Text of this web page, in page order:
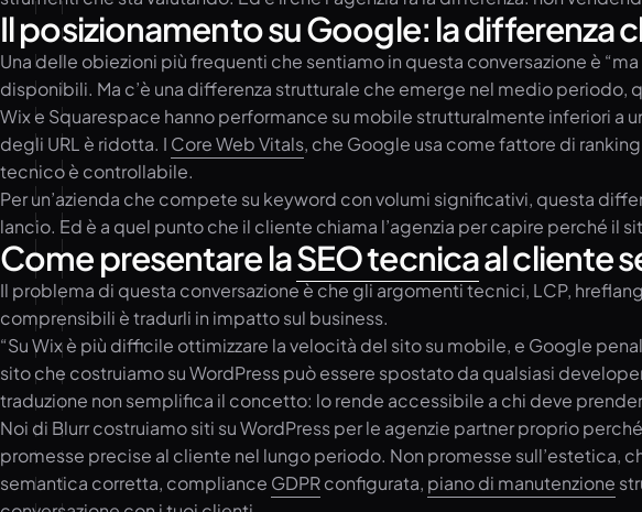
Il posizionamento su Google: la differenza
Una delle obiezioni più frequenti che sentiamo in questa conversazione è
disponibili. Ma c’è una differenza strutturale che emerge nel medio periodo,
Wix e Squarespace hanno performance su mobile strutturalmente inferiori a
degli URL è ridotta. I Core Web Vitals, che Google usa come fattore di
tecnico è controllabile.
Per un’azienda che compete su keyword con volumi significativi, questa
lancio. Ed è a quel punto che il cliente chiama l’agenzia per capire perché il
Come presentare laSEO tecnicaal cliente
Il problema di questa conversazione è che gli argomenti tecnici, LCP,
comprensibili è tradurli in impatto sul business.
“Su Wix è più difficile ottimizzare la velocità del sito su mobile, e Google
sito che costruiamo su WordPress può essere spostato da qualsiasi
traduzione non semplifica il concetto: lo rende accessibile a chi deve
Noi di Blurr costruiamo siti su WordPress per le agenzie partner proprio
promesse precise al cliente nel lungo periodo. Non promesse sull’estetica,
semantica corretta, compliance GDPRconfigurata, piano di manutenzione